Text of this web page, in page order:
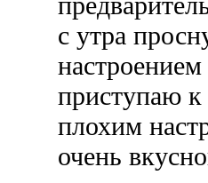
с утра
приступаю
плохим
очень